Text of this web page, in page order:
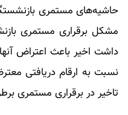
حاشیه‌های مستمری
داشت اخیر باعث اعتراض
نسبت به ارقام دریافتی
تاخیر در برقراری مستمری